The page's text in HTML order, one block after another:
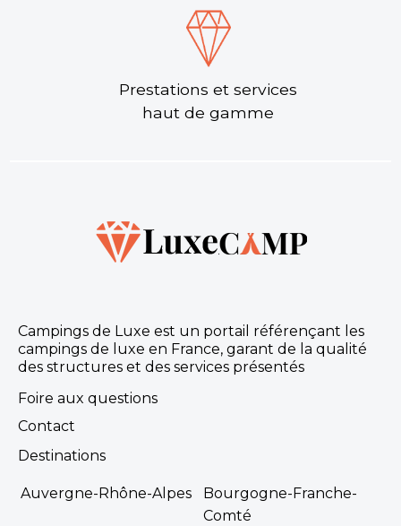
Prestations et services
haut de gamme
Campings de Luxe est un portail référençant les
campings de luxe en France, garant de la qualité
des structures et des services présentés
Foire aux questions
Contact
Destinations
Auvergne-Rhône-Alpes
Bourgogne-Franche-
Comté